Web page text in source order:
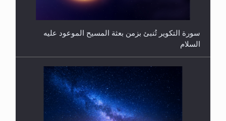
حقيقة المسيح الدجال